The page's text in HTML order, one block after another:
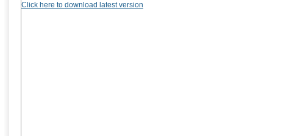
Click here to download latest version